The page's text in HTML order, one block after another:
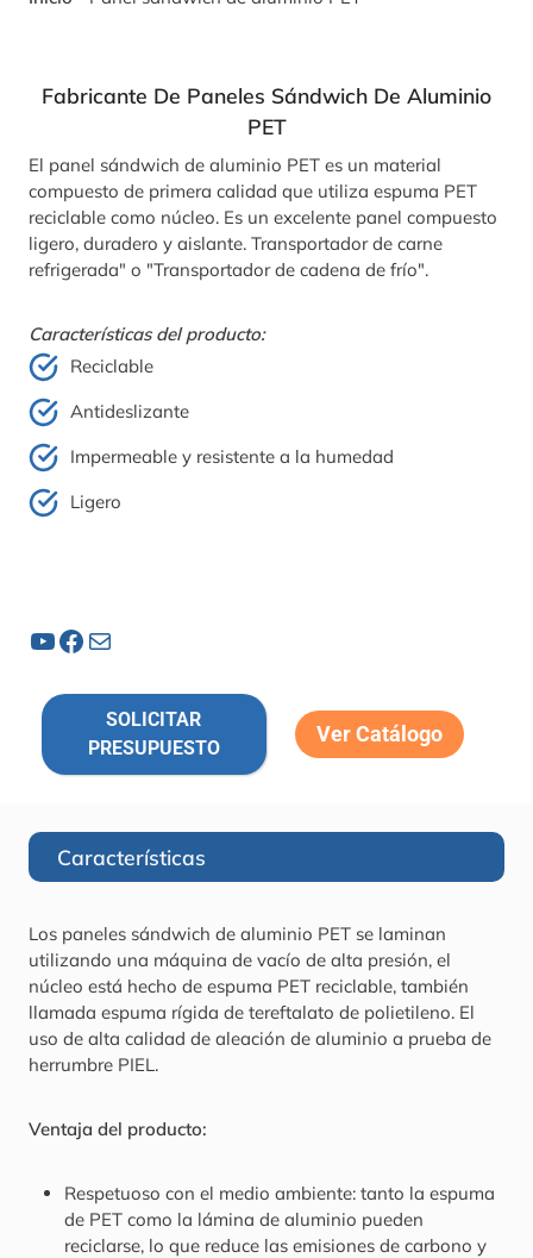
Fabricante De Paneles Sándwich De Aluminio
PET
El panel sándwich de aluminio PET es un material
compuesto de primera calidad que utiliza espuma PET
reciclable como núcleo. Es un excelente panel compuesto
ligero, duradero y aislante. Transportador de carne
refrigerada" o "Transportador de cadena de frío".
Características del producto:
Reciclable
Antideslizante
Impermeable y resistente a la humedad
Ligero
YouTube Facebook Correo electrónico
SOLICITAR
PRESUPUESTO
Ver Catálogo
Características
Los paneles sándwich de aluminio PET se laminan
utilizando una máquina de vacío de alta presión, el
núcleo está hecho de espuma PET reciclable, también
llamada espuma rígida de tereftalato de polietileno. El
uso de alta calidad de aleación de aluminio a prueba de
herrumbre PIEL.
Ventaja del producto:
Respetuoso con el medio ambiente: tanto la espuma
de PET como la lámina de aluminio pueden
reciclarse, lo que reduce las emisiones de carbono y